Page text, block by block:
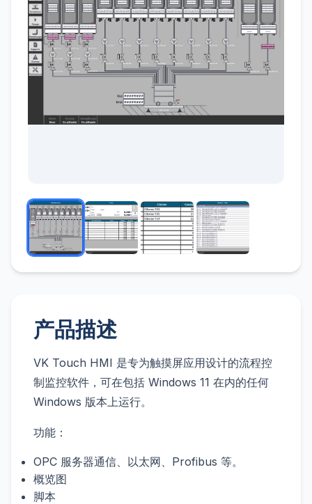
产品描述
VK Touch HMI 是专为触摸屏应用设计的流程控
制监控软件，可在包括 Windows 11 在内的任何
Windows 版本上运行。
功能：
OPC 服务器通信、以太网、Profibus 等。
概览图
脚本